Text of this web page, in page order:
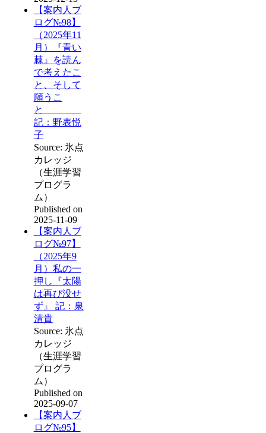
【案内人ブ
ログ№98】
（2025年11
月）『青い
棘』を読ん
で考えたこ
と、そして
願うこ
と
記：野表悦
子
Source: 氷点
カレッジ
（生涯学習
プログラ
ム）
Published on
2025-11-09
【案内人ブ
ログ№97】
（2025年9
月）私の一
押し『太陽
は再び没せ
ず』 記：泉
清貴
Source: 氷点
カレッジ
（生涯学習
プログラ
ム）
Published on
2025-09-07
【案内人ブ
ログ№95】